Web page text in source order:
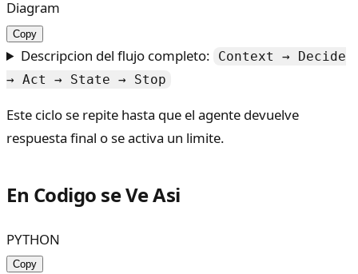
Diagram
Copy
Descripcion del flujo completo:
Context → Decide
→ Act → State → Stop
Este ciclo se repite hasta que el agente devuelve
respuesta final o se activa un limite.
En Codigo se Ve Asi
PYTHON
Copy